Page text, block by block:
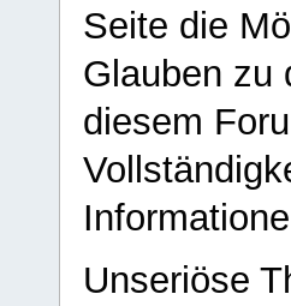
Seite die
Glauben zu
diesem
Unseriöse